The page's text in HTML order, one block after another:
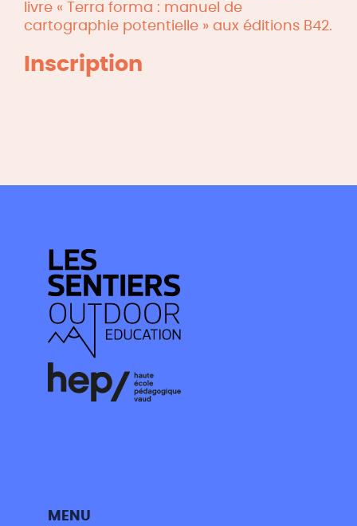
livre « Terra forma : manuel de
cartographie potentielle » aux éditions B42.
Inscription
MENU